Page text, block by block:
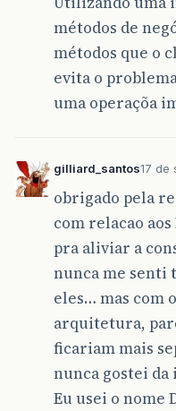
métodos de
métodos que o
evita o
uma operaçõa
gilliard_santos17 de
obrigado pela
com relacao
pra aliviar a
nunca me senti
eles… mas com
arquitetura,
ficariam mais
nunca gostei da
Eu usei o nome